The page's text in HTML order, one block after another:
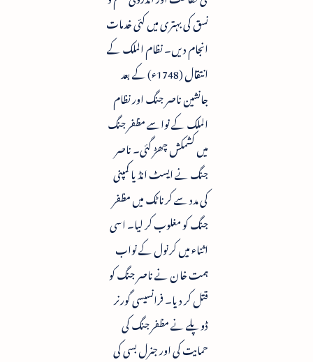
نسق کی بہتری میں کئی خدمات
انجام دیں۔ نظام الملک کے
انتقال (1748ء) کے بعد
جانشین ناصر جنگ اور نظام
الملک کے نواسے مظفر جنگ
میں کشمکش چھڑ گئی۔ ناصر
جنگ نے ایسٹ انڈیا کمپنی
کی مدد سے کرناٹک میں مظفر
جنگ کو مغلوب کر لیا۔ اسی
اثناء میں کرنول کے نواب
ہمت خان نے ناصر جنگ کو
قتل کر دیا۔ فرانسیسی گورنر
ڈوپلے نے مظفر جنگ کی
حمایت کی اور جنرل بسی کی